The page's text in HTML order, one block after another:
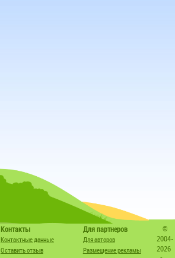
Контакты
Контактные данные
Оставить отзыв
Для партнеров
Для авторов
Размещение рекламы
©
2004-
2026